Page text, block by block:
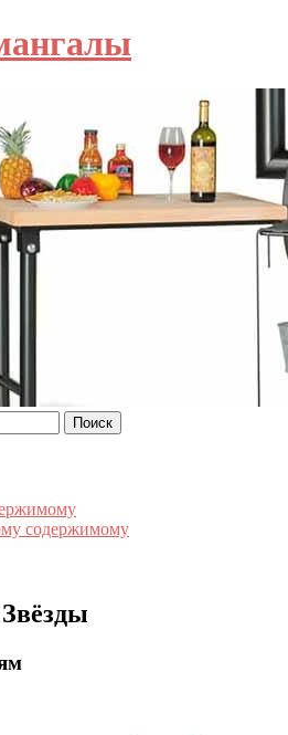
содержимому
Звёзды